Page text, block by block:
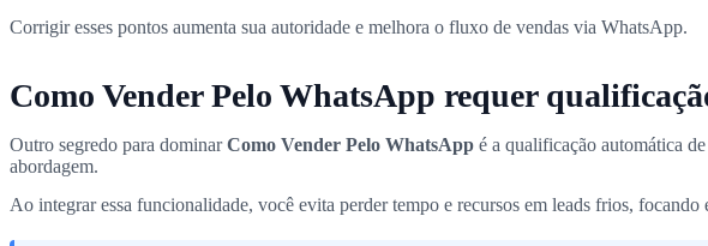
Corrigir esses pontos aumenta sua autoridade e melhora o fluxo de vendas via WhatsApp.
Como Vender Pelo WhatsApp requer
Outro segredo para dominarComo Vender Pelo WhatsApp é a qualificação automática
abordagem.
Ao integrar essa funcionalidade, você evita perder tempo e recursos em leads frios,